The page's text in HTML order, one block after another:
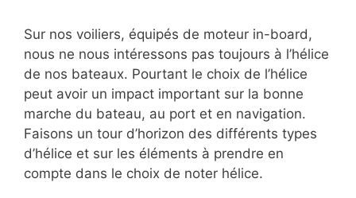
Sur nos voiliers, équipés de moteur in-board,
nous ne nous intéressons pas toujours à l’hélice
de nos bateaux. Pourtant le choix de l’hélice
peut avoir un impact important sur la bonne
marche du bateau, au port et en navigation.
Faisons un tour d’horizon des différents types
d’hélice et sur les éléments à prendre en
compte dans le choix de noter hélice.